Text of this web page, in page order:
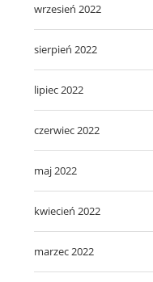
wrzesień 2022
sierpień 2022
lipiec 2022
czerwiec 2022
maj 2022
kwiecień 2022
marzec 2022